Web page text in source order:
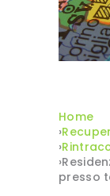
Home
›
›
presso